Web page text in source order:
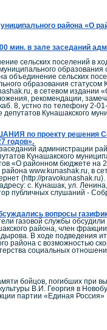
района «О
в зале заседаний
сельских поселений в
сельских
образования статусом
в сетевом издании
рекомендации,
8, устно по телефону 2-
Кунашакского
по проекту решения
годов».
администрации
Кунашакского
«О районном бюджете на
www.kunashak.ru, в
(http://
с. Кунашак, ул.
публичных слушаний -
вопросы
газовой службы
района, член
В ходе подведения
района с возможностью
социальных
бойцов, погибших при
В.И. Георгия в
партии «Единая Россия»